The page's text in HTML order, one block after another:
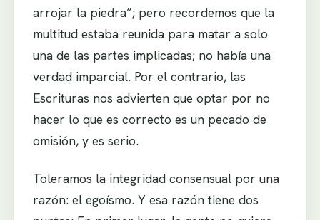
arrojar la piedra”; pero recordemos que la
multitud estaba reunida para matar a solo
una de las partes implicadas; no había una
verdad imparcial. Por el contrario, las
Escrituras nos advierten que optar por no
hacer lo que es correcto es un pecado de
omisión, y es serio.
Toleramos la integridad consensual por una
razón: el egoísmo. Y esa razón tiene dos